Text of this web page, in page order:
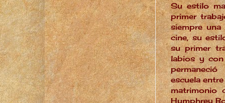
Su estilo
primer
siempre
cine, su
su primer
labios y con
escuela
matrimonio
Humphrey